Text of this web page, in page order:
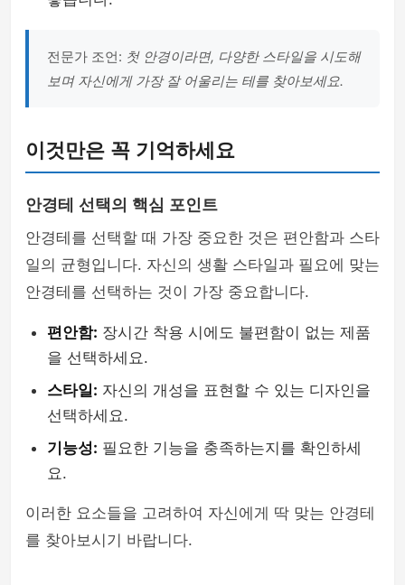
전문가 조언: 첫 안경이라면, 다양한 스타일을 시도해
보며 자신에게 가장 잘 어울리는 테를 찾아보세요.
이것만은 꼭 기억하세요
안경테 선택의 핵심 포인트
안경테를 선택할 때 가장 중요한 것은 편안함과 스타
일의 균형입니다. 자신의 생활 스타일과 필요에 맞는
안경테를 선택하는 것이 가장 중요합니다.
편안함: 장시간 착용 시에도 불편함이 없는 제품
을 선택하세요.
스타일: 자신의 개성을 표현할 수 있는 디자인을
선택하세요.
기능성: 필요한 기능을 충족하는지를 확인하세
요.
이러한 요소들을 고려하여 자신에게 딱 맞는 안경테
를 찾아보시기 바랍니다.